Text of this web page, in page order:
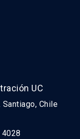
UC
Santiago, Chile